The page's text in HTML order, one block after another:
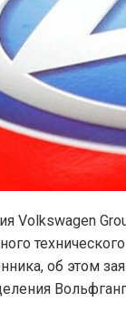
Volkswagen
об этом